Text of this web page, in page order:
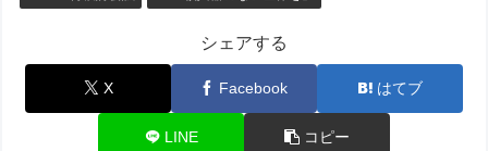
シェアする
X Facebook はてブ
LINE コピー